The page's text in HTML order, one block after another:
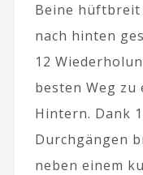
Beine hüftbreit
nach hinten
12
besten Weg zu
Hintern. Dank
Durchgängen
neben einem